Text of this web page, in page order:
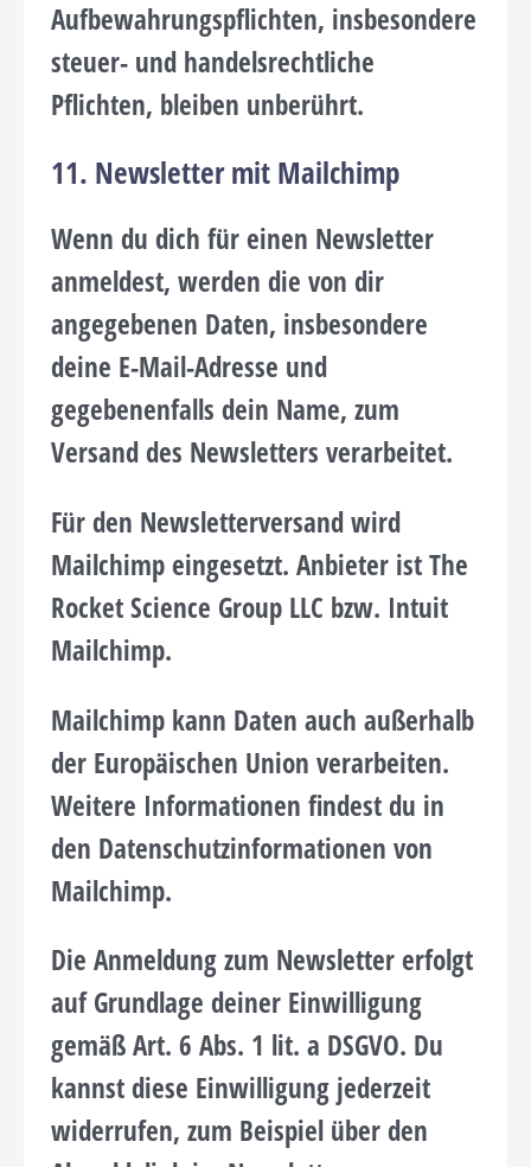
Aufbewahrungspflichten, insbesondere
steuer- und handelsrechtliche
Pflichten, bleiben unberührt.
11. Newsletter mit Mailchimp
Wenn du dich für einen Newsletter
anmeldest, werden die von dir
angegebenen Daten, insbesondere
deine E-Mail-Adresse und
gegebenenfalls dein Name, zum
Versand des Newsletters verarbeitet.
Für den Newsletterversand wird
Mailchimp eingesetzt. Anbieter ist The
Rocket Science Group LLC bzw. Intuit
Mailchimp.
Mailchimp kann Daten auch außerhalb
der Europäischen Union verarbeiten.
Weitere Informationen findest du in
den Datenschutzinformationen von
Mailchimp.
Die Anmeldung zum Newsletter erfolgt
auf Grundlage deiner Einwilligung
gemäß Art. 6 Abs. 1 lit. a DSGVO. Du
kannst diese Einwilligung jederzeit
widerrufen, zum Beispiel über den